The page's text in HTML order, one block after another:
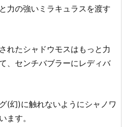
力の強いミラキュラスを渡す
れたシャドウモスはもっと力
、センチバブラーにレディバ
(幻)に触れないようにシャノワ
ます。